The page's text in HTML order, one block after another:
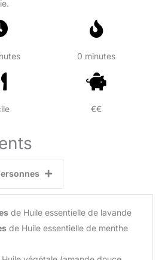
0 minutes
€€
de Huile essentielle de lavande
de Huile essentielle de menthe